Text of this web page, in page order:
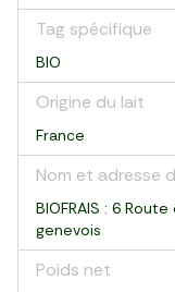
Tag spécifique
BIO
Origine du lait
France
Nom et adresse
BIOFRAIS : 6
genevois
Poids net